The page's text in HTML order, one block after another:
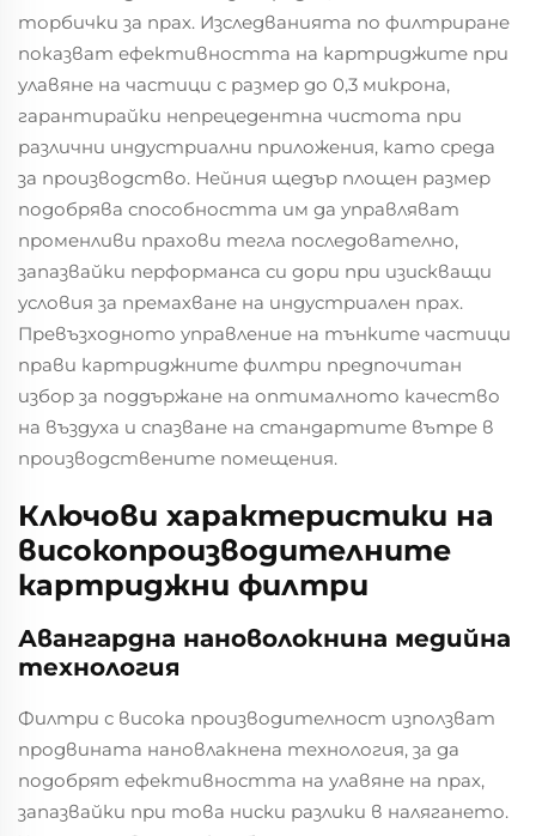
торбички за прах. Изследванията по филтриране
показват ефективността на картриджите при
улавяне на частици с размер до 0,3 микрона,
гарантирайки непрецедентна чистота при
различни индустриални приложения, като среда
за производство. Нейния щедър площен размер
подобрява способността им да управляват
променливи прахови тегла последователно,
запазвайки перформанса си дори при изискващи
условия за премахване на индустриален прах.
Превъзходното управление на тънките частици
прави картриджните филтри предпочитан
избор за поддържане на оптималното качество
на въздуха и спазване на стандартите вътре в
производствените помещения.
Ключови характеристики на
високопроизводителните
картриджни филтри
Авангардна нановолокнина медийна
технология
Филтри с висока производителност използват
продвината нановлакнена технология, за да
подобрят ефективността на улавяне на прах,
запазвайки при това ниски разлики в налягането.